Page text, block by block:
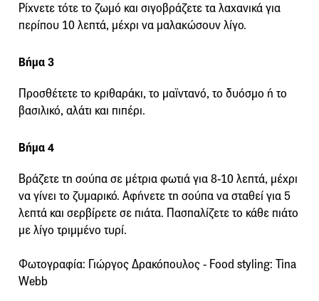
Ρίχνετε τότε το ζωμό και σιγοβράζετε τα λαχανικά για
περίπου 10 λεπτά, μέχρι να μαλακώσουν λίγο.
Βήμα 3
Προσθέτετε το κριθαράκι, το μαϊντανό, το δυόσμο ή το
βασιλικό, αλάτι και πιπέρι.
Βήμα 4
Βράζετε τη σούπα σε μέτρια φωτιά για 8-10 λεπτά, μέχρι
να γίνει το ζυμαρικό. Αφήνετε τη σούπα να σταθεί για 5
λεπτά και σερβίρετε σε πιάτα. Πασπαλίζετε το κάθε πιάτο
με λίγο τριμμένο τυρί.
Φωτογραφία: Γιώργος Δρακόπουλος - Food styling: Tina
Webb